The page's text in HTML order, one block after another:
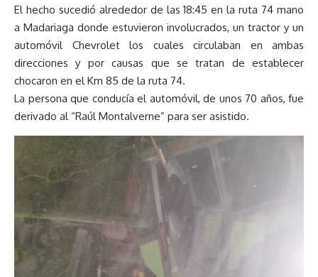
El hecho sucedió alrededor de las 18:45 en la ruta 74 mano
a Madariaga donde estuvieron involucrados, un tractor y un
automóvil Chevrolet los cuales circulaban en ambas
direcciones y por causas que se tratan de establecer
chocaron en el Km 85 de la ruta 74.
La persona que conducía el automóvil, de unos 70 años, fue
derivado al “Raúl Montalverne” para ser asistido.